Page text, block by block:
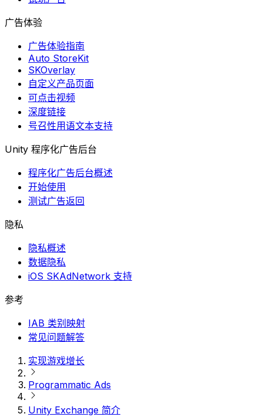
广告体验
广告体验指南
Auto StoreKit
SKOverlay
自定义产品页面
可点击视频
深度链接
号召性用语文本支持
Unity 程序化广告后台
程序化广告后台概述
开始使用
测试广告返回
隐私
隐私概述
数据隐私
iOS SKAdNetwork 支持
参考
IAB 类别映射
常见问题解答
实现游戏增长
Programmatic Ads
Unity Exchange 简介